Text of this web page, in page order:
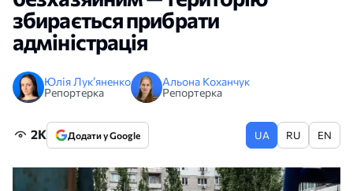
збирається прибрати
адміністрація
Юлія Лук’яненко
Репортерка
Альона Коханчук
Репортерка
2K Додати у Google UA RU EN